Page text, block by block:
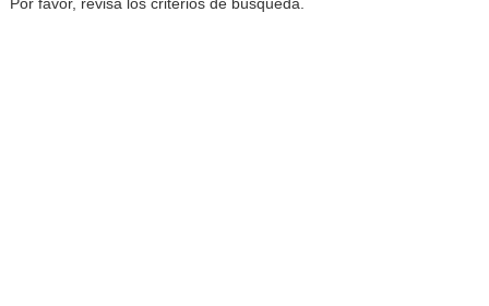
Por favor, revisa los criterios de búsqueda.